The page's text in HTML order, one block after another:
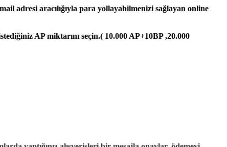
adresi aracılığıyla para yollayabilmenizi sağlayan online
AP miktarını seçin.( 10.000 AP+10BP ,20.000